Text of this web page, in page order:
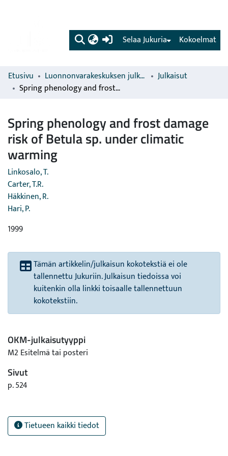
(current) Kokoelmat
Selaa Jukuria
Etusivu Luonnonvarakeskuksen julkaisut
Julkaisut
Spring phenology and frost damage risk of Betula sp. under climatic warming
Spring phenology and frost damage
risk of Betula sp. under climatic
warming
Linkosalo, T.
Carter, T.R.
Häkkinen, R.
Hari, P.
1999
Tämän artikkelin/julkaisun kokotekstiä ei ole
tallennettu Jukuriin. Julkaisun tiedoissa voi
kuitenkin olla linkki toisaalle tallennettuun
kokotekstiin.
OKM-julkaisutyyppi
M2 Esitelmä tai posteri
Sivut
p. 524
Tietueen kaikki tiedot